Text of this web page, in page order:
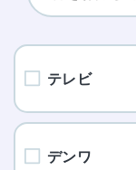
テレビ
デンワ